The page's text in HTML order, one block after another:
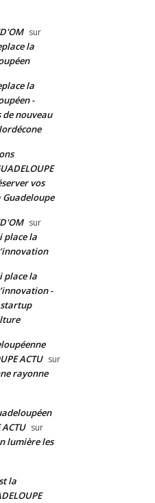
sur
la
la
-
de nouveau
vos
sur
place la
place la
-
ACTU sur
rayonne
sur
lumière les
la